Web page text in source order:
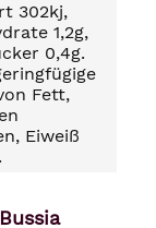
302kj,
1,2g,
0,4g.
Fett,
Eiweiß